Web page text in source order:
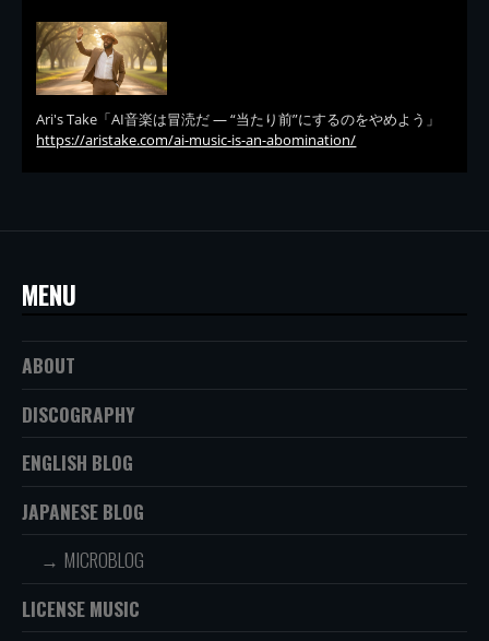
Ari's Take「AI音楽は冒涜だ — “当たり前”にするのをやめよう」
https://aristake.com/ai-music-is-an-abomination/
MENU
ABOUT
DISCOGRAPHY
ENGLISH BLOG
JAPANESE BLOG
MICROBLOG
LICENSE MUSIC